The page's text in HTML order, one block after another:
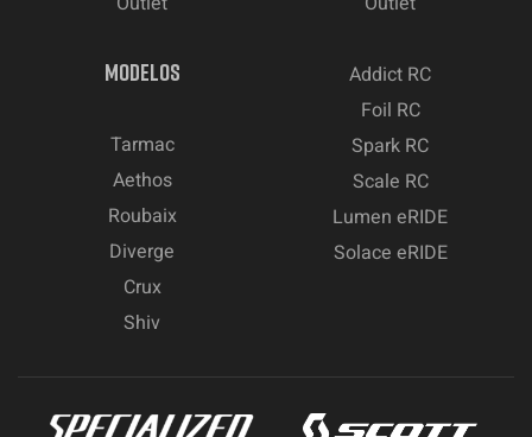
MODELOS
Tarmac
Aethos
Roubaix
Diverge
Crux
Shiv
Addict RC
Foil RC
Spark RC
Scale RC
Lumen eRIDE
Solace eRIDE